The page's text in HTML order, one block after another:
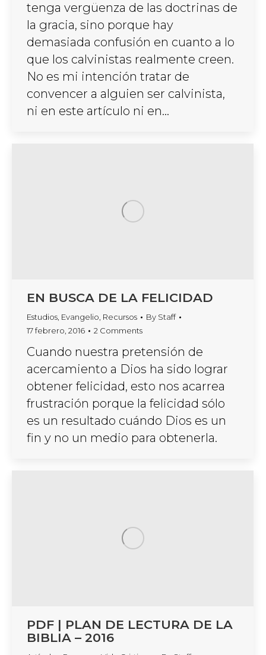
tenga vergüenza de las doctrinas de
la gracia, sino porque hay
demasiada confusión en cuanto a lo
que los calvinistas realmente creen.
No es mi intención tratar de
convencer a alguien ser calvinista,
ni en este artículo ni en…
EN BUSCA DE LA FELICIDAD
Estudios Evangelio Recursos By Staff
17 febrero, 2016
2 Comments
Cuando nuestra pretensión de
acercamiento a Dios ha sido lograr
obtener felicidad, esto nos acarrea
frustración porque la felicidad sólo
es un resultado cuándo Dios es un
fin y no un medio para obtenerla.
PDF | PLAN DE LECTURA DE LA
BIBLIA – 2016